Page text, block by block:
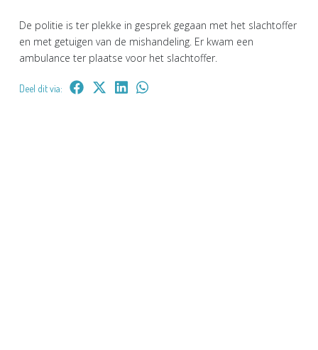
De politie is ter plekke in gesprek gegaan met het slachtoffer
en met getuigen van de mishandeling. Er kwam een
ambulance ter plaatse voor het slachtoffer.
Deel dit via: